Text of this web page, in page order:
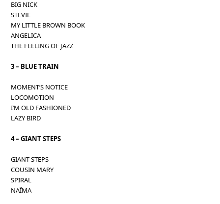
BIG NICK
STEVIE
MY LITTLE BROWN BOOK
ANGELICA
THE FEELING OF JAZZ
3 – BLUE TRAIN
MOMENT’S NOTICE
LOCOMOTION
I’M OLD FASHIONED
LAZY BIRD
4 – GIANT STEPS
GIANT STEPS
COUSIN MARY
SPIRAL
NAÏMA